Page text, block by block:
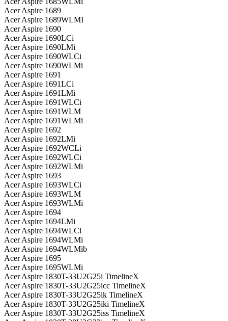
Acer Aspire 1689
Acer Aspire 1689WLMI
Acer Aspire 1690
Acer Aspire 1690LCi
Acer Aspire 1690LMi
Acer Aspire 1690WLCi
Acer Aspire 1690WLMi
Acer Aspire 1691
Acer Aspire 1691LCi
Acer Aspire 1691LMi
Acer Aspire 1691WLCi
Acer Aspire 1691WLM
Acer Aspire 1691WLMi
Acer Aspire 1692
Acer Aspire 1692LMi
Acer Aspire 1692WCLi
Acer Aspire 1692WLCi
Acer Aspire 1692WLMi
Acer Aspire 1693
Acer Aspire 1693WLCi
Acer Aspire 1693WLM
Acer Aspire 1693WLMi
Acer Aspire 1694
Acer Aspire 1694LMi
Acer Aspire 1694WLCi
Acer Aspire 1694WLMi
Acer Aspire 1694WLMib
Acer Aspire 1695
Acer Aspire 1695WLMi
Acer Aspire 1830T-33U2G25i TimelineX
Acer Aspire 1830T-33U2G25icc TimelineX
Acer Aspire 1830T-33U2G25ik TimelineX
Acer Aspire 1830T-33U2G25iki TimelineX
Acer Aspire 1830T-33U2G25iss TimelineX